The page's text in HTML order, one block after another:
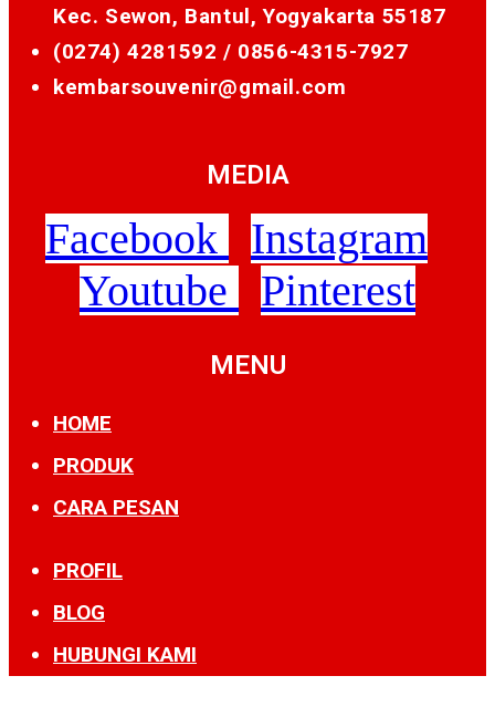
Kec. Sewon, Bantul, Yogyakarta 55187
(0274) 4281592 / 0856-4315-7927
kembarsouvenir@gmail.com
MEDIA
Facebook
Instagram
Youtube
Pinterest
MENU
HOME
PRODUK
CARA PESAN
PROFIL
BLOG
HUBUNGI KAMI